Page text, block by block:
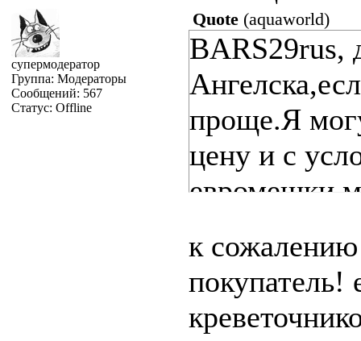
супермодератор
Группа: Модераторы
Сообщений: 567
Статус: Offline
Quote(aquaworld)
BARS29rus,
проще.Я
цену и с
евромешки
к